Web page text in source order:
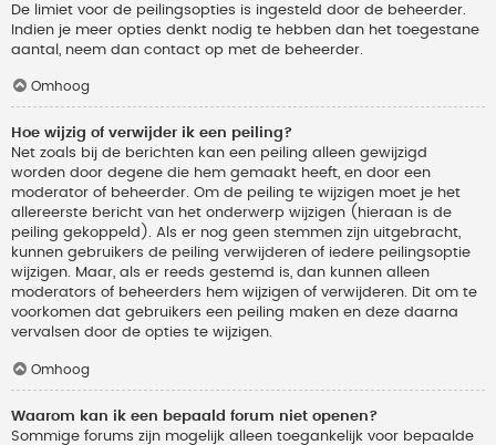
De limiet voor de peilingsopties is ingesteld door de beheerder.
Indien je meer opties denkt nodig te hebben dan het toegestane
aantal, neem dan contact op met de beheerder.
Omhoog
Hoe wijzig of verwijder ik een peiling?
Net zoals bij de berichten kan een peiling alleen gewijzigd
worden door degene die hem gemaakt heeft, en door een
moderator of beheerder. Om de peiling te wijzigen moet je het
allereerste bericht van het onderwerp wijzigen (hieraan is de
peiling gekoppeld). Als er nog geen stemmen zijn uitgebracht,
kunnen gebruikers de peiling verwijderen of iedere peilingsoptie
wijzigen. Maar, als er reeds gestemd is, dan kunnen alleen
moderators of beheerders hem wijzigen of verwijderen. Dit om te
voorkomen dat gebruikers een peiling maken en deze daarna
vervalsen door de opties te wijzigen.
Omhoog
Waarom kan ik een bepaald forum niet openen?
Sommige forums zijn mogelijk alleen toegankelijk voor bepaalde